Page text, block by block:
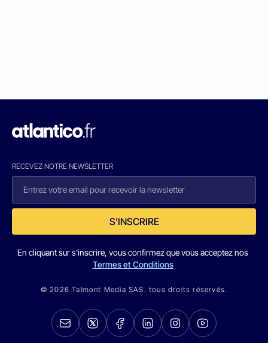
RECEVEZ NOTRE NEWSLETTER
S'INSCRIRE
En cliquant sur s'inscrire, vous confirmez que vous acceptez nos
Termes et Conditions
© 2026 Talmont Media SAS. tous droits réservés.